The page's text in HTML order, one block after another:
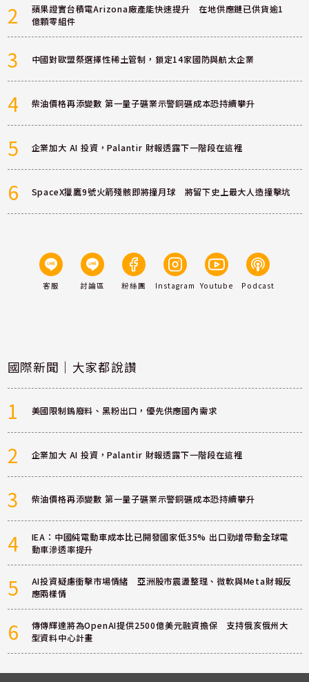
2
蘋果證實台積電Arizona廠產能快速提升 在地供應鏈已供貨逾1
億顆零組件
3 中國對歐盟祭選擇性稀土管制，鎖定14家國防與航太企業
4 柴油價格再添變數 第一量子礦業示警銅礦成本恐持續攀升
5 企業加大 AI 投資，Palantir 財報透露下一階段在這裡
6 SpaceX獵鷹9號火箭殘骸即將撞月球 將留下史上最大人造撞擊坑
客服 討論區 粉絲團 Instagram Youtube Podcast
國際新聞｜大家都說讚
1 美國限制鎢廢料、黑粉出口，優先供應國內需求
2 企業加大 AI 投資，Palantir 財報透露下一階段在這裡
3 柴油價格再添變數 第一量子礦業示警銅礦成本恐持續攀升
4
IEA：中國純電動車成本比已開發國家低35% 出口勁增帶動全球電
動車滲透率提升
5
AI投資疑慮衝擊市場情緒 亞洲股市震盪整理、微軟與Meta財報反
應兩樣情
6
傳傳輝達將為OpenAI提供2500億美元融資擔保 支持俄亥俄州大
型資料中心計畫